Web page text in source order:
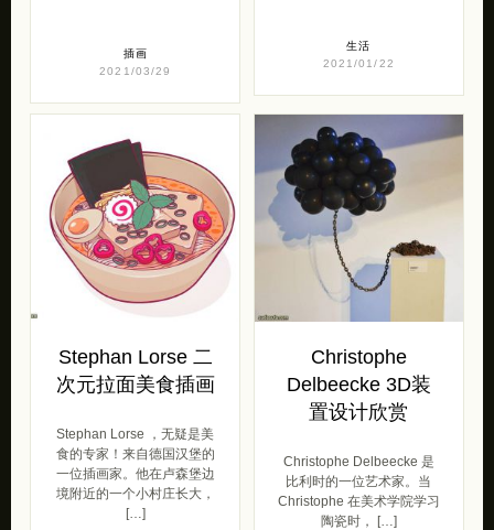
插画
2021/03/29
生活
2021/01/22
Stephan Lorse 二
次元拉面美食插画
Stephan Lorse ，无疑是美
食的专家！来自德国汉堡的
一位插画家。他在卢森堡边
境附近的一个小村庄长大，
[…]
Christophe
Delbeecke 3D装
置设计欣赏
Christophe Delbeecke 是
比利时的一位艺术家。当
Christophe 在美术学院学习
陶瓷时， […]